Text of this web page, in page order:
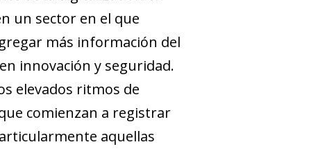
un sector en el que
más información del
innovación y seguridad.
elevados ritmos de
comienzan a registrar
aquellas